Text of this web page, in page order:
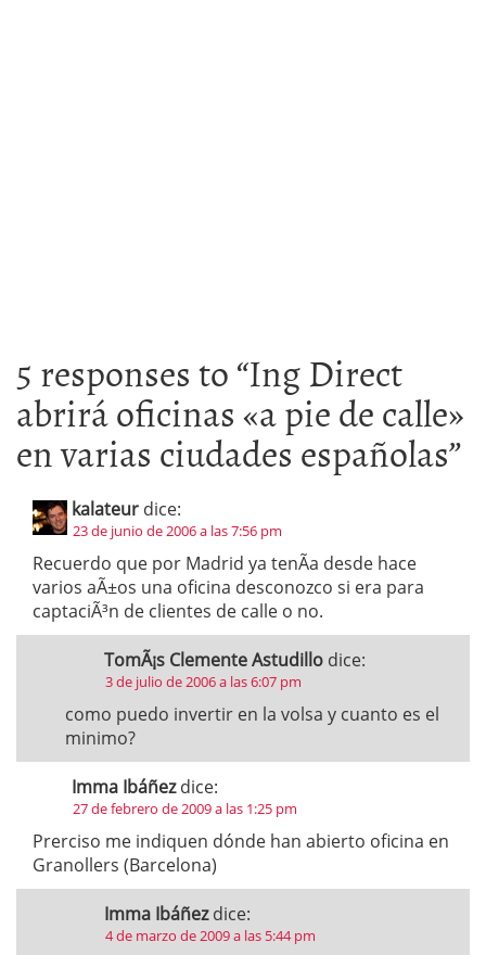
5 responses to “Ing Direct
abrirá oficinas «a pie de calle»
en varias ciudades españolas”
kalateur dice:
23 de junio de 2006 a las 7:56 pm
Recuerdo que por Madrid ya tenÃ­a desde hace
varios aÃ±os una oficina desconozco si era para
captaciÃ³n de clientes de calle o no.
TomÃ¡s Clemente Astudillo dice:
3 de julio de 2006 a las 6:07 pm
como puedo invertir en la volsa y cuanto es el
minimo?
Imma Ibáñez dice:
27 de febrero de 2009 a las 1:25 pm
Prerciso me indiquen dónde han abierto oficina en
Granollers (Barcelona)
Imma Ibáñez dice:
4 de marzo de 2009 a las 5:44 pm